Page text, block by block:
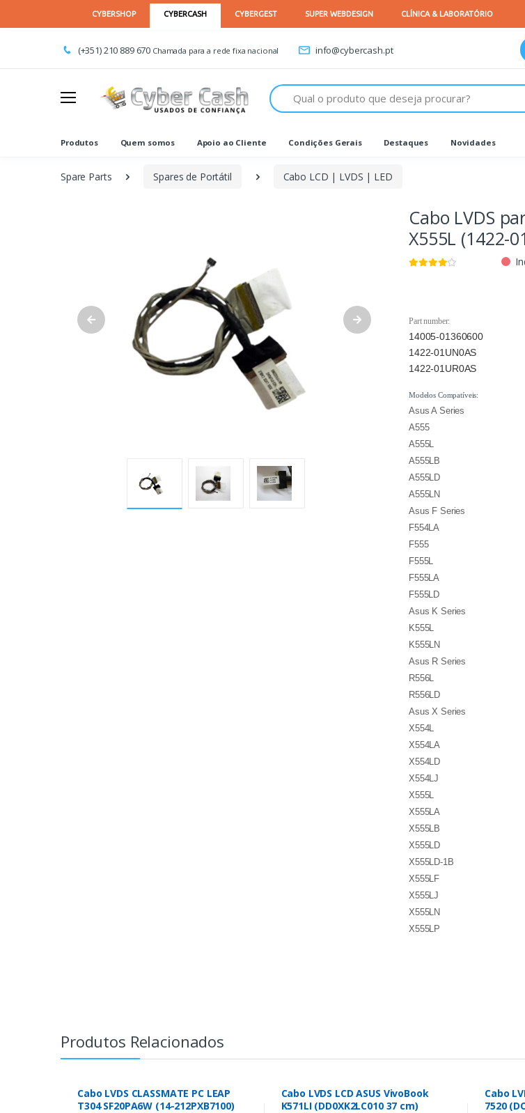
(+351) 210 889 670 Chamada para a rede fixa nacional info@cybercash.pt
Procurar
Produtos Quem somos Apoio ao Cliente Condições Gerais Destaques Novidades
Spare Parts Spares de Portátil Cabo LCD | LVDS | LED
Cabo LVDS
X555L (1422-
Part number:
14005-01360600
1422-01UN0AS
1422-01UR0AS
Modelos Compatíveis:
Asus A Series
A555
A555L
A555LB
A555LD
A555LN
Asus F Series
F554LA
F555
F555L
F555LA
F555LD
Asus K Series
K555L
K555LN
Asus R Series
R556L
R556LD
Asus X Series
X554L
X554LA
X554LD
X554LJ
X555L
X555LA
X555LB
X555LD
X555LD-1B
X555LF
X555LJ
X555LN
X555LP
Produtos Relacionados
Cabo LVDS CLASSMATE PC LEAP
T304 SF20PA6W (14-212PXB7100)
Cabo LVDS LCD ASUS VivoBook
K571LI (DD0XK2LC010 37 cm)
Cabo
7520